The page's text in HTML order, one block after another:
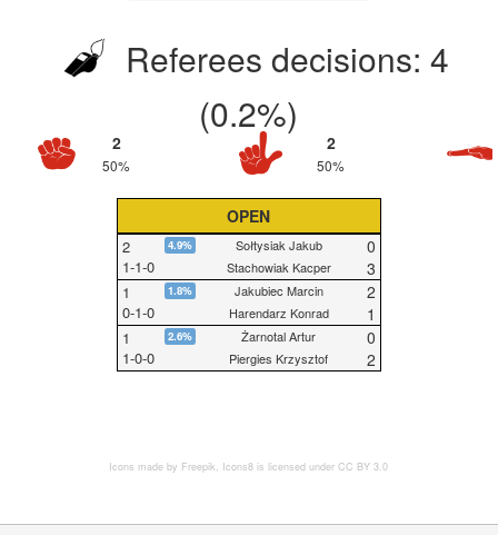
Referees decisions: 4
(0.2%)
2
50%
2
50%
OPEN
2 4.9%
1-1-0
Sołtysiak Jakub 0
Stachowiak Kacper 3
1 1.8%
0-1-0
Jakubiec Marcin 2
Harendarz Konrad 1
1 2.6%
1-0-0
Żarnotal Artur 0
Piergies Krzysztof 2
Icons made by Freepik, Icons8 is licensed under CC BY 3.0